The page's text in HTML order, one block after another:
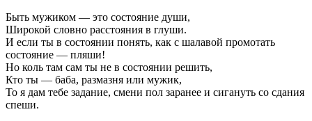
Быть мужиком — это состояние души,
Широкой словно расстояния в глуши.
И если ты в состоянии понять, как с шалавой промотать
состояние — пляши!
Но коль там сам ты не в состоянии решить,
Кто ты — баба, размазня или мужик,
То я дам тебе задание, смени пол заранее и сигануть со сдания
спеши.